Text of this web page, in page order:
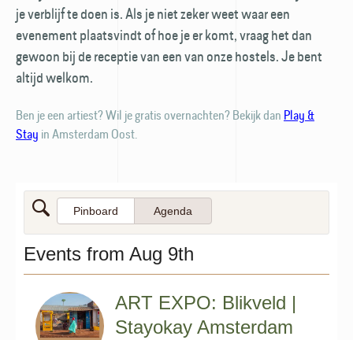
je verblijf te doen is. Als je niet zeker weet waar een
evenement plaatsvindt of hoe je er komt, vraag het dan
gewoon bij de receptie van een van onze hostels. Je bent
altijd welkom.
Ben je een artiest? Wil je gratis overnachten? Bekijk dan Play &
Stay in Amsterdam Oost.